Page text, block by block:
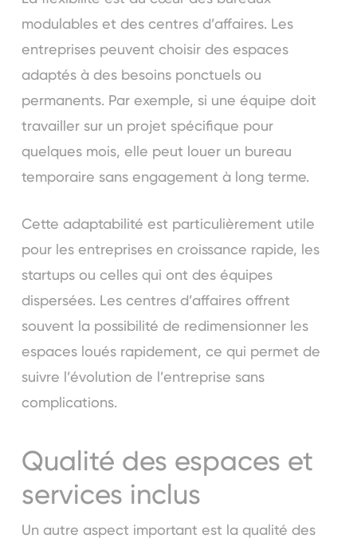
modulables et des centres d’affaires. Les
entreprises peuvent choisir des espaces
adaptés à des besoins ponctuels ou
permanents. Par exemple, si une équipe doit
travailler sur un projet spécifique pour
quelques mois, elle peut louer un bureau
temporaire sans engagement à long terme.
Cette adaptabilité est particulièrement utile
pour les entreprises en croissance rapide, les
startups ou celles qui ont des équipes
dispersées. Les centres d’affaires offrent
souvent la possibilité de redimensionner les
espaces loués rapidement, ce qui permet de
suivre l’évolution de l’entreprise sans
complications.
Qualité des espaces et
services inclus
Un autre aspect important est la qualité des